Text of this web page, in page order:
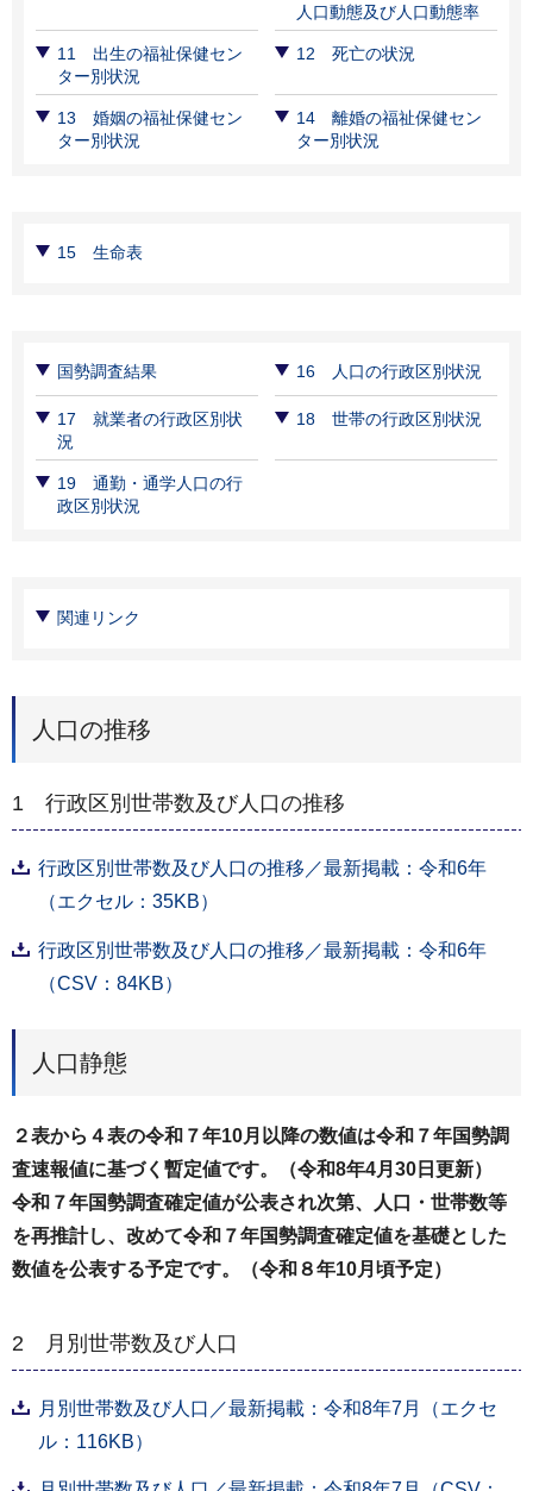
人口動態及び人口動態率
11 出生の福祉保健セン
ター別状況
12 死亡の状況
13 婚姻の福祉保健セン
ター別状況
14 離婚の福祉保健セン
ター別状況
15 生命表
国勢調査結果 16 人口の行政区別状況
17 就業者の行政区別状
況
18 世帯の行政区別状況
19 通勤・通学人口の行
政区別状況
関連リンク
人口の推移
1 行政区別世帯数及び人口の推移
行政区別世帯数及び人口の推移／最新掲載：令和6年
（エクセル：35KB）
行政区別世帯数及び人口の推移／最新掲載：令和6年
（CSV：84KB）
人口静態
２表から４表の令和７年10月以降の数値は令和７年国勢調
査速報値に基づく暫定値です。（令和8年4月30日更新）
令和７年国勢調査確定値が公表され次第、人口・世帯数等
を再推計し、改めて令和７年国勢調査確定値を基礎とした
数値を公表する予定です。（令和８年10月頃予定）
2 月別世帯数及び人口
月別世帯数及び人口／最新掲載：令和8年7月（エクセ
ル：116KB）